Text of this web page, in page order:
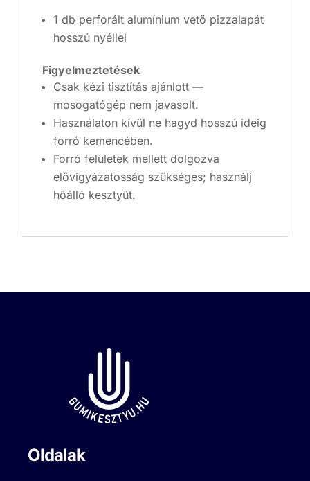
1 db perforált alumínium vető pizzalapát
hosszú nyéllel
Figyelmeztetések
Csak kézi tisztítás ajánlott —
mosogatógép nem javasolt.
Használaton kívül ne hagyd hosszú ideig
forró kemencében.
Forró felületek mellett dolgozva
elővigyázatosság szükséges; használj
hőálló kesztyűt.
Oldalak